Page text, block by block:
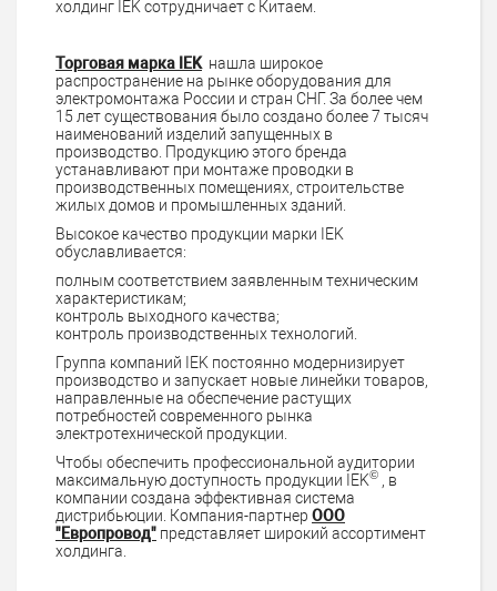
холдинг IEK сотрудничает с Китаем.
Торговая марка IEK нашла широкое
распространение на рынке оборудования для
электромонтажа России и стран СНГ. За более чем
15 лет существования было создано более 7 тысяч
наименований изделий запущенных в
производство. Продукцию этого бренда
устанавливают при монтаже проводки в
производственных помещениях, строительстве
жилых домов и промышленных зданий.
Высокое качество продукции марки IEK
обуславливается:
полным соответствием заявленным техническим
характеристикам;
контроль выходного качества;
контроль производственных технологий.
Группа компаний IEK постоянно модернизирует
производство и запускает новые линейки товаров,
направленные на обеспечение растущих
потребностей современного рынка
электротехнической продукции.
Чтобы обеспечить профессиональной аудитории
максимальную доступность продукции IEK©
, в
компании создана эффективная система
дистрибьюции. Компания-партнер ООО
"Европровод" представляет широкий ассортимент
холдинга.